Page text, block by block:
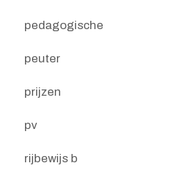
pedagogische
peuter
prijzen
pv
rijbewijs b